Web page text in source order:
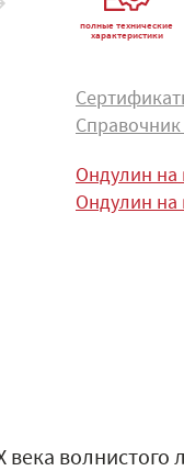
полные технические
характеристики
Ондулин на
Ондулин на
волнистого